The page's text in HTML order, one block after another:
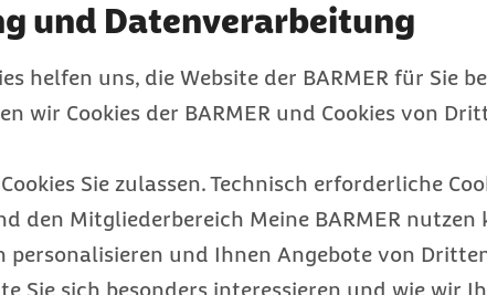
und Datenverarbeitung
helfen uns, die Website der BARMER für Sie
wir Cookies der BARMER und Cookies von
Sie zulassen. Technisch erforderliche
den Mitgliederbereich Meine BARMER nutzen
personalisieren und Ihnen Angebote von
Sie sich besonders interessieren und wie wir
für
und die Effizienz für
zu erhöhen.
zum Ausbau der
sowie zukünftige
digital integriert